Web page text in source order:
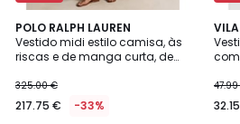
POLO RALPH LAUREN
Vestido midi estilo camisa, às
riscas e de manga curta, de
325.00 €
217.75 € -33%
4,3
/ 5
VILA
4,7
/ 5